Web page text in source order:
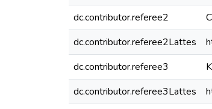
dc.contributor.referee2
dc.contributor.referee2Lattes
dc.contributor.referee3
dc.contributor.referee3Lattes